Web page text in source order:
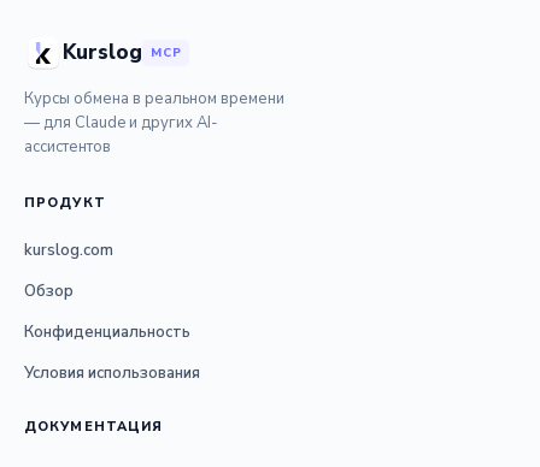
Kurslog MCP
Курсы обмена в реальном времени
— для Claude и других AI-
ассистентов
ПРОДУКТ
kurslog.com
Обзор
Конфиденциальность
Условия использования
ДОКУМЕНТАЦИЯ